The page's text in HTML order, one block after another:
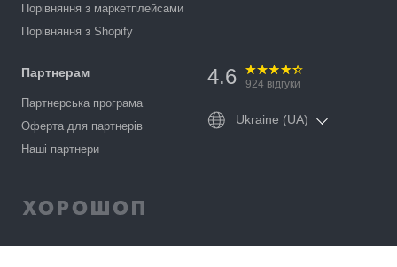
Порівняння з маркетплейсами
Порівняння з Shopify
Партнерам
Партнерська програма
Оферта для партнерів
Наші партнери
4.6 924 відгуки
Ukraine (UA)